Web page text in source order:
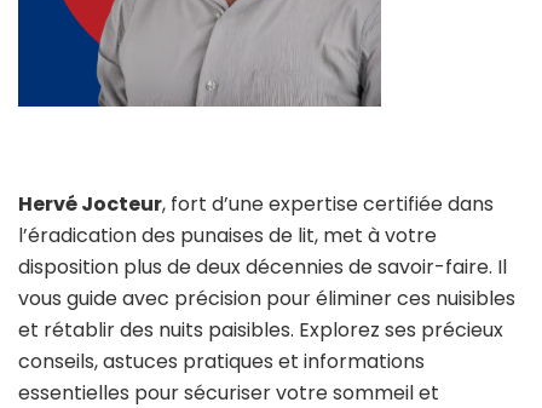
Hervé Jocteur, fort d’une expertise certifiée dans
l’éradication des punaises de lit, met à votre
disposition plus de deux décennies de savoir-faire. Il
vous guide avec précision pour éliminer ces nuisibles
et rétablir des nuits paisibles. Explorez ses précieux
conseils, astuces pratiques et informations
essentielles pour sécuriser votre sommeil et